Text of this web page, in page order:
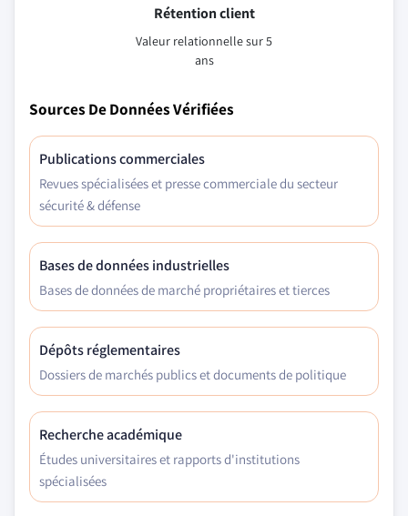
Rétention client
Valeur relationnelle sur 5
ans
Sources De Données Vérifiées
Publications commerciales
Revues spécialisées et presse commerciale du secteur
sécurité & défense
Bases de données industrielles
Bases de données de marché propriétaires et tierces
Dépôts réglementaires
Dossiers de marchés publics et documents de politique
Recherche académique
Études universitaires et rapports d'institutions
spécialisées